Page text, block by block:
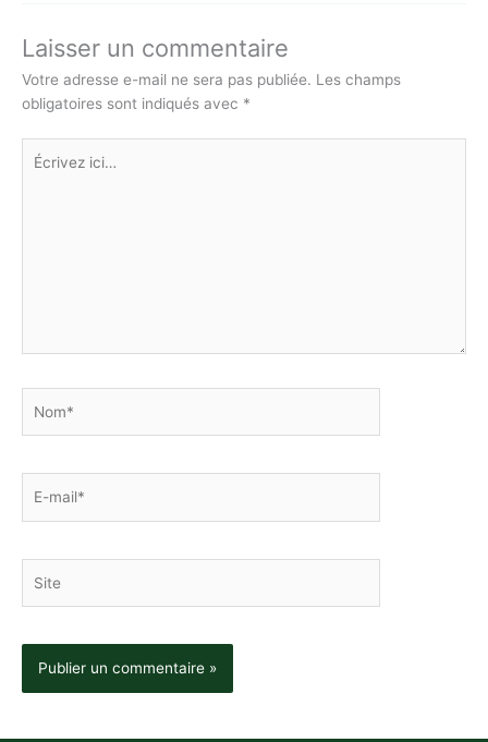
n
k
p
p
o
o
k
n
g
Laisser un commentaire
Votre adresse e-mail ne sera pas publiée. Les champs
obligatoires sont indiqués avec *
Écrivez
ici…
mail*